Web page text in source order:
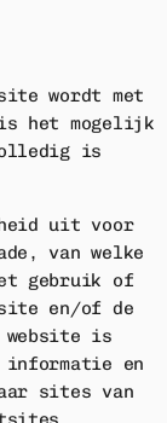
wordt met
het mogelijk
is
uit voor
van welke
gebruik of
en/of de
website is
informatie en
sites van